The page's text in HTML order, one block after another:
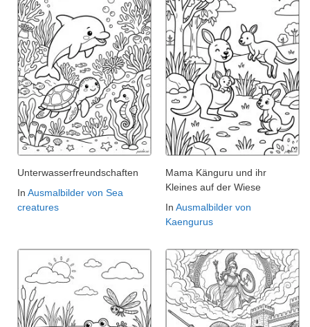
Unterwasserfreundschaften
In Ausmalbilder von Sea
creatures
Mama Känguru und ihr
Kleines auf der Wiese
In Ausmalbilder von
Kaengurus